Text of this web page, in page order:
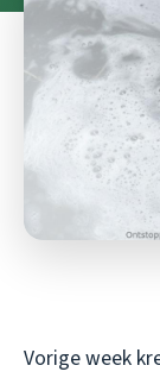
Vorige week